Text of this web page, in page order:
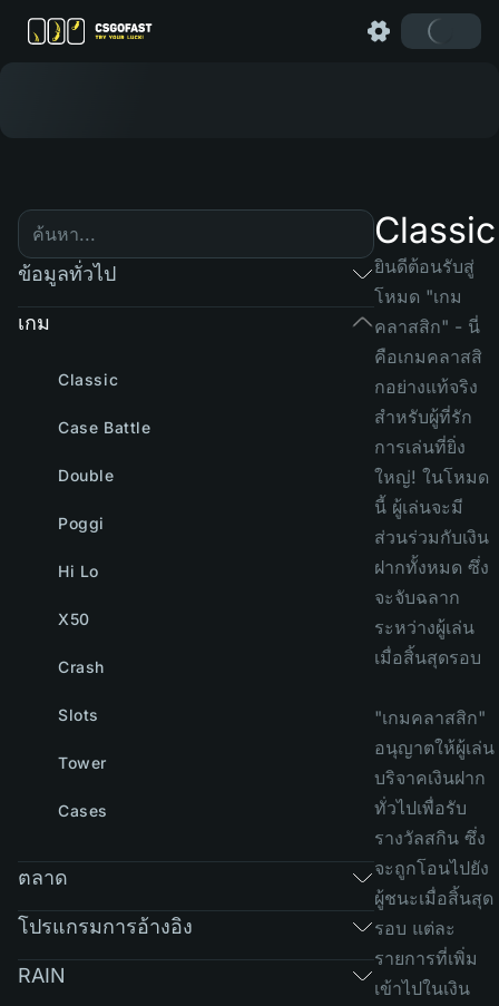
ข้อมูลทั่วไป
เกม
Classic
Case Battle
Double
Poggi
Hi Lo
X50
Crash
Slots
Tower
Cases
ตลาด
โปรแกรมการอ้างอิง
RAIN
Classic
ยินดีต้อนรับสู่
โหมด "เกม
คลาสสิก" - นี่
คือเกมคลาสสิ
กอย่างแท้จริง
สำหรับผู้ที่รัก
การเล่นที่ยิ่ง
ใหญ่! ในโหมด
นี้ ผู้เล่นจะมี
ส่วนร่วมกับเงิน
ฝากทั้งหมด ซึ่ง
จะจับฉลาก
ระหว่างผู้เล่น
เมื่อสิ้นสุดรอบ
"เกมคลาสสิก"
อนุญาตให้ผู้เล่น
บริจาคเงินฝาก
ทั่วไปเพื่อรับ
รางวัลสกิน ซึ่ง
จะถูกโอนไปยัง
ผู้ชนะเมื่อสิ้นสุด
รอบ แต่ละ
รายการที่เพิ่ม
เข้าไปในเงิน